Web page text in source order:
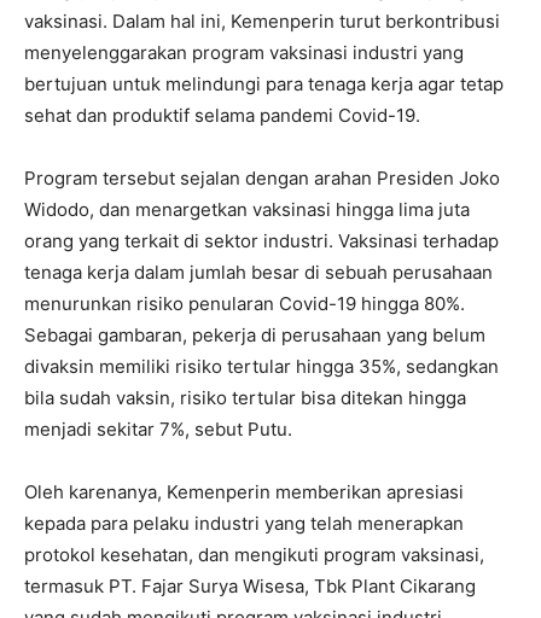
vaksinasi. Dalam hal ini, Kemenperin turut berkontribusi
menyelenggarakan program vaksinasi industri yang
bertujuan untuk melindungi para tenaga kerja agar tetap
sehat dan produktif selama pandemi Covid-19.
Program tersebut sejalan dengan arahan Presiden Joko
Widodo, dan menargetkan vaksinasi hingga lima juta
orang yang terkait di sektor industri. Vaksinasi terhadap
tenaga kerja dalam jumlah besar di sebuah perusahaan
menurunkan risiko penularan Covid-19 hingga 80%.
Sebagai gambaran, pekerja di perusahaan yang belum
divaksin memiliki risiko tertular hingga 35%, sedangkan
bila sudah vaksin, risiko tertular bisa ditekan hingga
menjadi sekitar 7%, sebut Putu.
Oleh karenanya, Kemenperin memberikan apresiasi
kepada para pelaku industri yang telah menerapkan
protokol kesehatan, dan mengikuti program vaksinasi,
termasuk PT. Fajar Surya Wisesa, Tbk Plant Cikarang